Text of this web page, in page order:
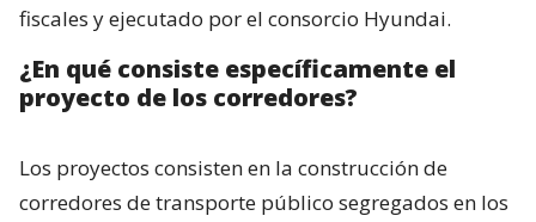
fiscales y ejecutado por el consorcio Hyundai.
¿En qué consiste específicamente el
proyecto de los corredores?
Los proyectos consisten en la construcción de
corredores de transporte público segregados en los